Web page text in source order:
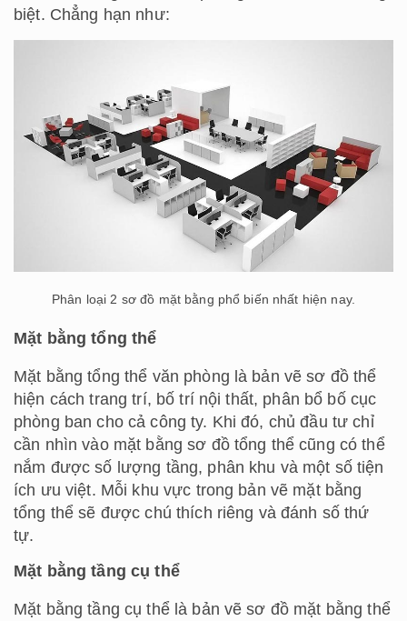
biệt. Chẳng hạn như:
Phân loại 2 sơ đồ mặt bằng phổ biến nhất hiện nay.
Mặt bằng tổng thể
Mặt bằng tổng thể văn phòng là bản vẽ sơ đồ thể
hiện cách trang trí, bố trí nội thất, phân bổ bố cục
phòng ban cho cả công ty. Khi đó, chủ đầu tư chỉ
cần nhìn vào mặt bằng sơ đồ tổng thể cũng có thể
nắm được số lượng tầng, phân khu và một số tiện
ích ưu việt. Mỗi khu vực trong bản vẽ mặt bằng
tổng thể sẽ được chú thích riêng và đánh số thứ
tự.
Mặt bằng tầng cụ thể
Mặt bằng tầng cụ thể là bản vẽ sơ đồ mặt bằng thể